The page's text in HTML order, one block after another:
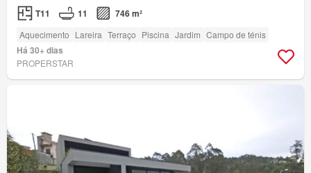
T11 11 746 m²
Aquecimento Lareira Terraço Piscina Jardim Campo de ténis
Há 30+ dias
PROPERSTAR